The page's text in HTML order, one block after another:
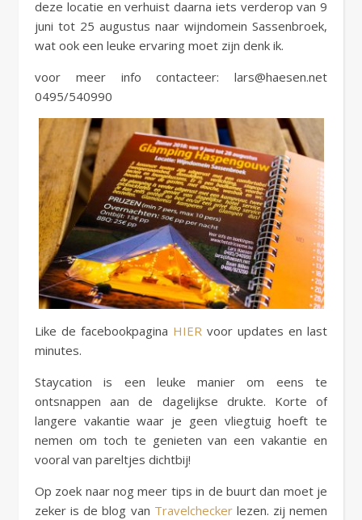
deze locatie en verhuist daarna iets verderop van 9
juni tot 25 augustus naar wijndomein Sassenbroek,
wat ook een leuke ervaring moet zijn denk ik.
voor meer info contacteer: lars@haesen.net
0495/540990
Like de facebookpagina HIER voor updates en last
minutes.
Staycation is een leuke manier om eens te
ontsnappen aan de dagelijkse drukte. Korte of
langere vakantie waar je geen vliegtuig hoeft te
nemen om toch te genieten van een vakantie en
vooral van pareltjes dichtbij!
Op zoek naar nog meer tips in de buurt dan moet je
zeker is de blog van Travelcheckerlezen. zij nemen